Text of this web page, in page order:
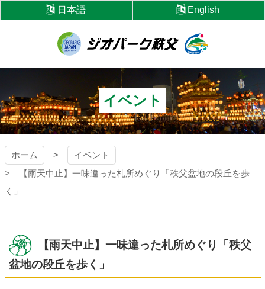
ン
本
ス
キ
ッ
プ
日本語 English
ジオパーク秩父
イベント
ホーム
イベント
【雨天中止】一味違った札所めぐり「秩父盆地の段丘を歩
く」
【雨天中止】一味違った札所めぐり「秩父
盆地の段丘を歩く」